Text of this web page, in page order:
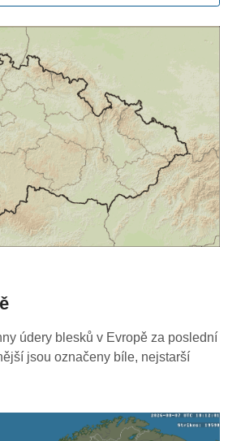
údery blesků v Evropě za poslední
jsou označeny bíle, nejstarší